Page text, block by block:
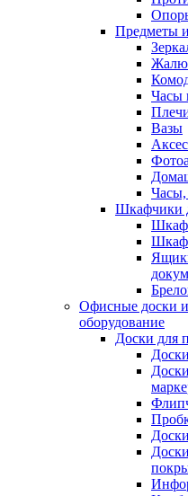
Предметы
Часы
Вазы
Часы,
Шкафчики
Офисные доски
оборудование
Доски для